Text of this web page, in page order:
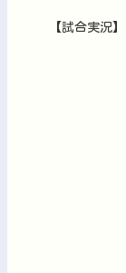
【試合実況